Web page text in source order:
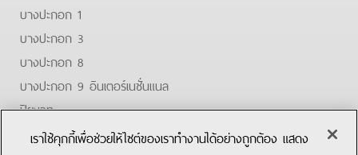
บางปะกอก 1
บางปะกอก 3
บางปะกอก 8
บางปะกอก 9 อินเตอร์เนชั่นแนล
ปิยะเวท
บางปะกอก-รังสิต 2
เราใช้คุกกี้เพื่อช่วยให้ไซต์ของเราทำงานได้อย่างถูกต้อง แสดง